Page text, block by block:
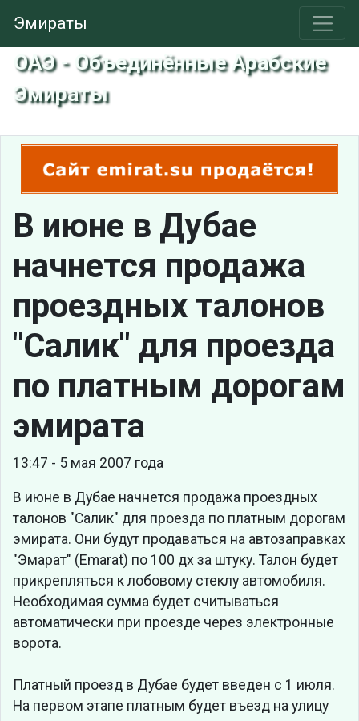
Эмираты
ОАЭ - Объединённые Арабские
Эмираты
В июне в Дубае
начнется продажа
проездных талонов
"Салик" для проезда
по платным дорогам
эмирата
13:47 - 5 мая 2007 года
В июне в Дубае начнется продажа проездных
талонов "Салик" для проезда по платным дорогам
эмирата. Они будут продаваться на автозаправках
"Эмарат" (Emarat) по 100 дх за штуку. Талон будет
прикрепляться к лобовому стеклу автомобиля.
Необходимая сумма будет считываться
автоматически при проезде через электронные
ворота.
Платный проезд в Дубае будет введен с 1 июля.
На первом этапе платным будет въезд на улицу